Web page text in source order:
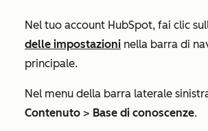
Nel tuo account HubSpot, fai clic
delle impostazioni nella barra di
principale.
Nel menu della barra laterale
Contenuto > Base di conoscenze.